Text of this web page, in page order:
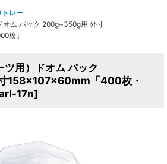
レー
オム パック 200g~350g用 外寸
枚」
用）ドオム パック
158×107×60mm「400枚・
17n]